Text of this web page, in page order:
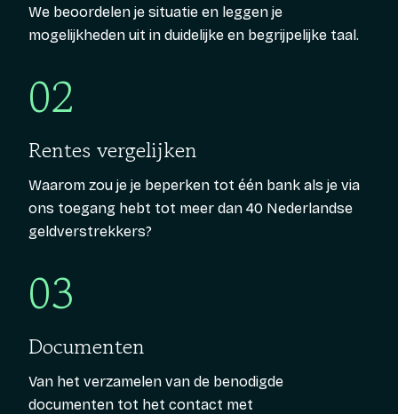
We beoordelen je situatie en leggen je
mogelijkheden uit in duidelijke en begrijpelijke taal.
02
Rentes vergelijken
Waarom zou je je beperken tot één bank als je via
ons toegang hebt tot meer dan 40 Nederlandse
geldverstrekkers?
03
Documenten
Van het verzamelen van de benodigde
documenten tot het contact met